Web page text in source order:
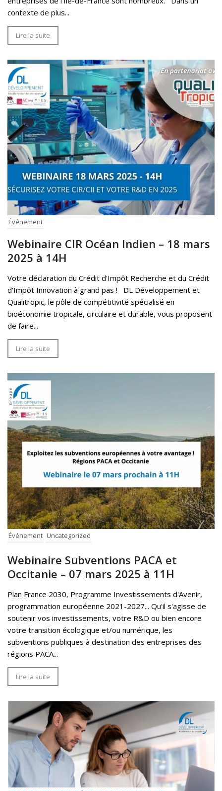
contexte de plus...
Lire la suite
Événement
Webinaire CIR Océan Indien – 18 mars
2025 à 14H
Votre déclaration du Crédit d'Impôt Recherche et du Crédit
d'Impôt Innovation à grand pas ! DL Développement et
Qualitropic, le pôle de compétitivité spécialisé en
bioéconomie tropicale, circulaire et durable, vous proposent
de faire...
Lire la suite
Événement Uncategorized
Webinaire Subventions PACA et
Occitanie – 07 mars 2025 à 11H
Plan France 2030, Programme Investissements d'Avenir,
programmation européenne 2021-2027... Qu'il s'agisse de
soutenir vos investissements, votre R&D ou bien encore
votre transition écologique et/ou numérique, les
subventions publiques à destination des entreprises des
régions PACA...
Lire la suite